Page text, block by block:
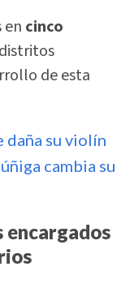
en cinco
de esta
daña su violín
cambia su